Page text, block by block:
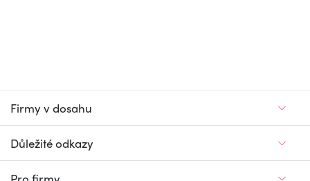
Firmy v dosahu
Důležité odkazy